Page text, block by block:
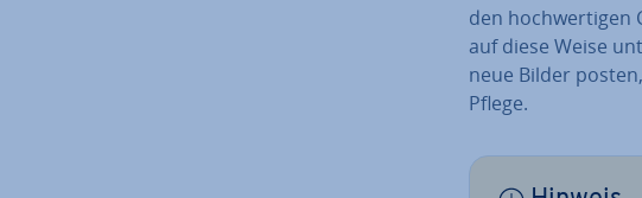
den hoch­wer­ti­gen
auf diese Weise
neue Bilder
Pflege.